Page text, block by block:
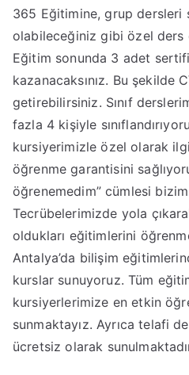
365 Eğitimine, grup dersleri
olabileceğiniz gibi özel ders
Eğitim sonunda 3 adet
kazanacaksınız. Bu şekilde
getirebilirsiniz. Sınıf
fazla 4 kişiyle
kursiyerimizle özel olarak
öğrenme garantisini
öğrenemedim” cümlesi
Tecrübelerimizde yola
oldukları eğitimlerini
Antalya’da bilişim
kurslar sunuyoruz. Tüm
kursiyerlerimize en etkin
sunmaktayız. Ayrıca telafi
ücretsiz olarak